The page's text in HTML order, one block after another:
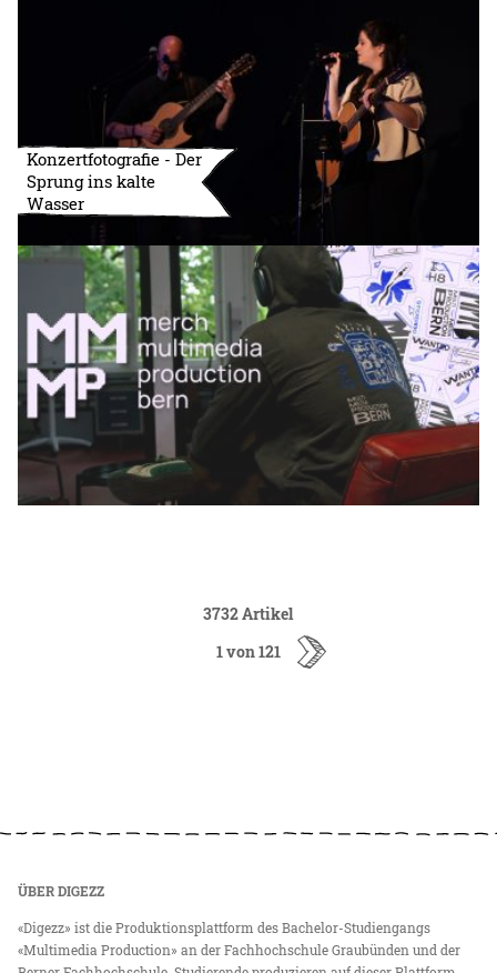
Konzertfotografie - Der
Sprung ins kalte
Wasser
3732 Artikel
1 von 121
ÜBER DIGEZZ
«Digezz» ist die Produktionsplattform des Bachelor-Studiengangs
«Multimedia Production» an der Fachhochschule Graubünden und der